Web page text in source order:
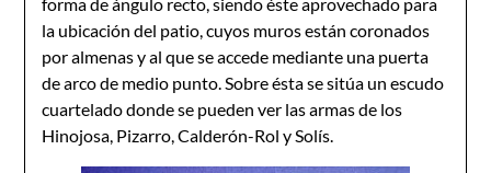
la ubicación del patio, cuyos muros están coronados
por almenas y al que se accede mediante una puerta
de arco de medio punto. Sobre ésta se sitúa un escudo
cuartelado donde se pueden ver las armas de los
Hinojosa, Pizarro, Calderón-Rol y Solís.